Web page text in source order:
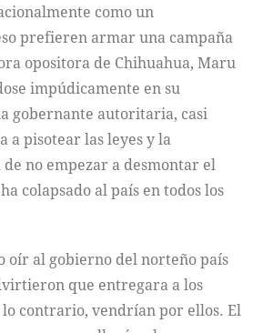
como un
prefieren armar una campaña
opositora de Chihuahua, Maru
impúdicamente en su
gobernante autoritaria, casi
a pisotear las leyes y la
no empezar a desmontar el
colapsado al país en todos los
oír al gobierno del norteño país
que entregara a los
contrario, vendrían por ellos. El